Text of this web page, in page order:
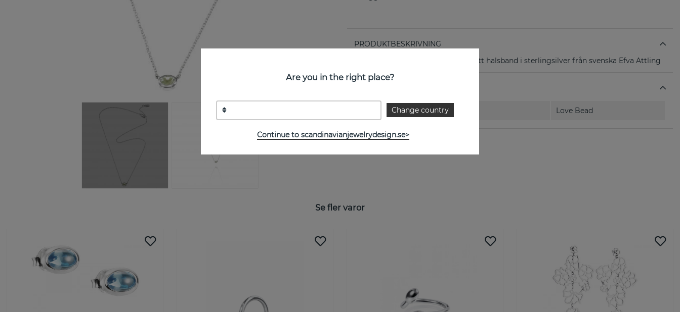
PRODUKTBESKRIVNING
Love Bead Silver-Green Quartz är ett halsband i sterlingsilver från svenska Efva Attling
Kollektion: Love Bead
Se fler varor
Are you in the right place?
Change country
Continue to scandinavianjewelrydesign.se>